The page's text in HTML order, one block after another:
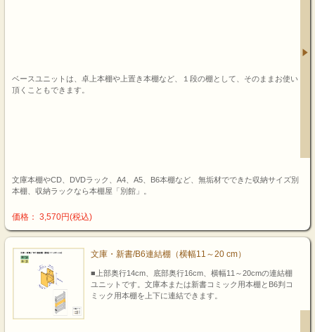
ベースユニットは、卓上本棚や上置き本棚など、１段の棚として、そのままお使い
頂くこともできます。
文庫本棚やCD、DVDラック、A4、A5、B6本棚など、無垢材でできた収納サイズ別
本棚、収納ラックなら本棚屋「別館」。
価格： 3,570円(税込)
文庫・新書/B6連結棚（横幅11～20 cm）
■上部奥行14cm、底部奥行16cm、横幅11～20cmの連結棚
ユニットです。文庫本または新書コミック用本棚とB6判コ
ミック用本棚を上下に連結できます。